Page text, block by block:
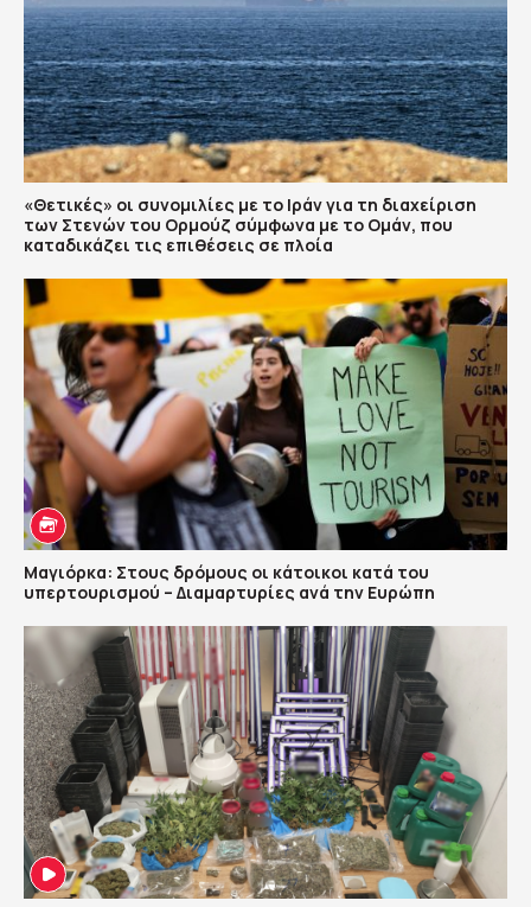
«Θετικές» οι συνομιλίες με το Ιράν για τη διαχείριση
των Στενών του Ορμούζ σύμφωνα με το Ομάν, που
καταδικάζει τις επιθέσεις σε πλοία
Μαγιόρκα: Στους δρόμους οι κάτοικοι κατά του
υπερτουρισμού – Διαμαρτυρίες ανά την Ευρώπη